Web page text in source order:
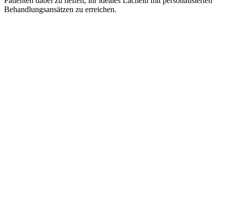
Behandlungsansätzen zu erreichen.